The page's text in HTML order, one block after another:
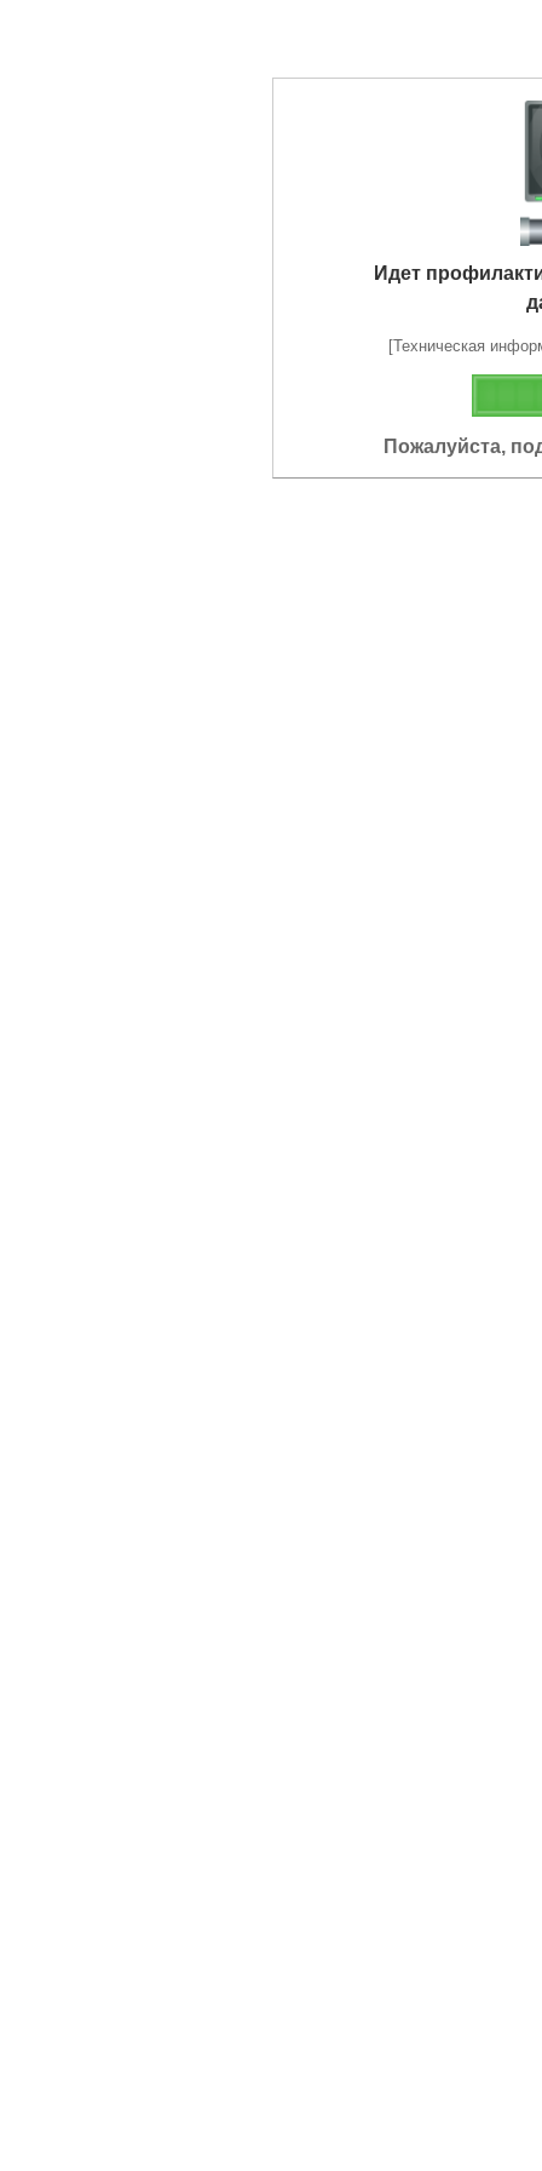
Идет
[Техническая
Пожалуйста,